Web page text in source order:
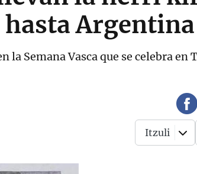
Argentina
Semana Vasca que se celebra en
Itzuli